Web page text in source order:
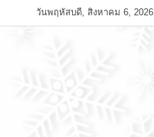
to
วันพฤหัสบดี, สิงหาคม 6, 2026